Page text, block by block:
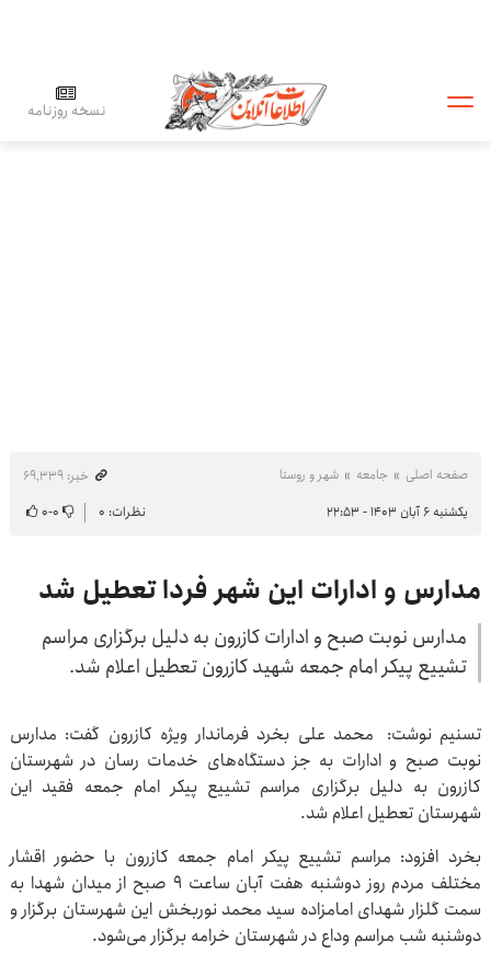
نسخه روزنامه
صفحه اصلی جامعه شهر و روستا
خبر: ۶۹٬۳۳۹
یکشنبه ۶ آبان ۱۴۰۳ - ۲۲:۵۳
نظرات: ۰ ۰-۰
مدارس و ادارات این شهر فردا تعطیل شد
مدارس نوبت صبح و ادارات کازرون به دلیل برگزاری مراسم
تشییع پیکر امام جمعه شهید کازرون تعطیل اعلام شد.
تسنیم نوشت: محمد علی بخرد فرماندار ویژه کازرون گفت: مدارس
نوبت صبح و ادارات به جز دستگاه‌های خدمات رسان در شهرستان
کازرون به دلیل برگزاری مراسم تشییع پیکر امام جمعه فقید این
شهرستان تعطیل اعلام شد.
بخرد افزود: مراسم تشییع پیکر امام جمعه کازرون با حضور اقشار
مختلف مردم روز دوشنبه هفت آبان ساعت 9 صبح از میدان شهدا به
سمت گلزار شهدای امامزاده سید محمد نوربخش این شهرستان برگزار و
دوشنبه شب مراسم وداع در شهرستان خرامه برگزار می‌شود.